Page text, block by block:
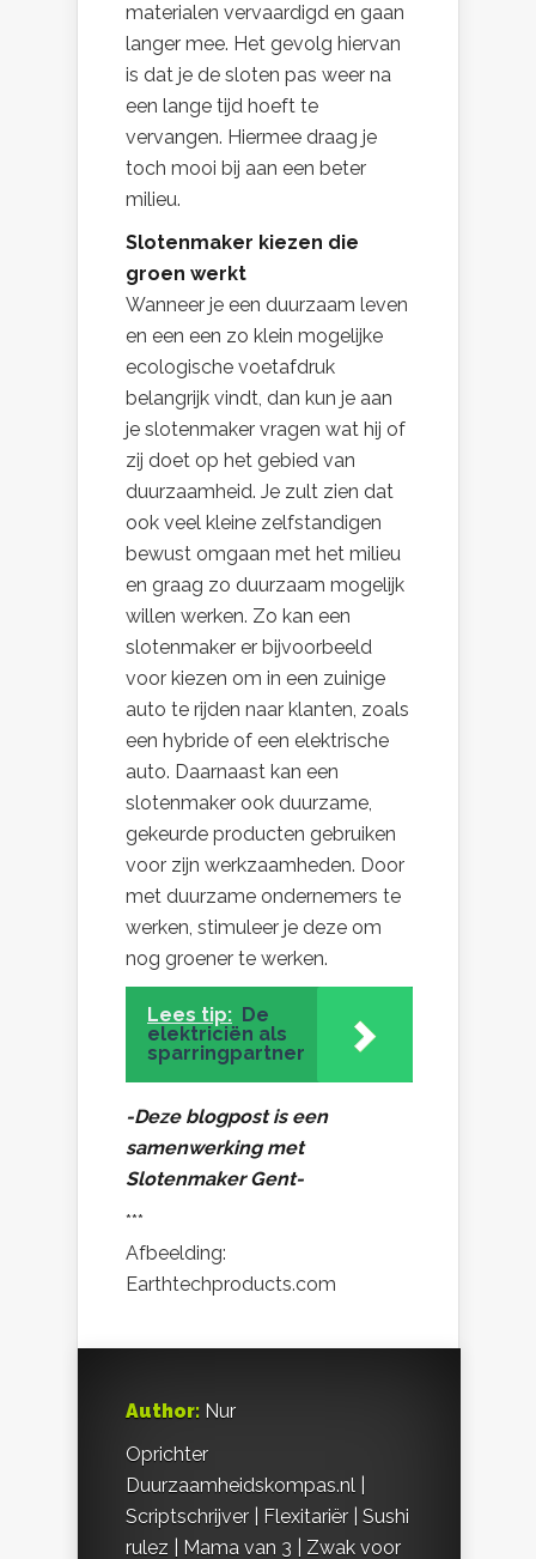
materialen vervaardigd en gaan
langer mee. Het gevolg hiervan
is dat je de sloten pas weer na
een lange tijd hoeft te
vervangen. Hiermee draag je
toch mooi bij aan een beter
milieu.
Slotenmaker kiezen die
groen werkt
Wanneer je een duurzaam leven
en een een zo klein mogelijke
ecologische voetafdruk
belangrijk vindt, dan kun je aan
je slotenmaker vragen wat hij of
zij doet op het gebied van
duurzaamheid. Je zult zien dat
ook veel kleine zelfstandigen
bewust omgaan met het milieu
en graag zo duurzaam mogelijk
willen werken. Zo kan een
slotenmaker er bijvoorbeeld
voor kiezen om in een zuinige
auto te rijden naar klanten, zoals
een hybride of een elektrische
auto. Daarnaast kan een
slotenmaker ook duurzame,
gekeurde producten gebruiken
voor zijn werkzaamheden. Door
met duurzame ondernemers te
werken, stimuleer je deze om
nog groener te werken.
Lees tip: De
elektriciën als
sparringpartner
-Deze blogpost is een
samenwerking met
Slotenmaker Gent-
***
Afbeelding:
Earthtechproducts.com
Author: Nur
Oprichter
Duurzaamheidskompas.nl |
Scriptschrijver | Flexitariër | Sushi
rulez | Mama van 3 | Zwak voor